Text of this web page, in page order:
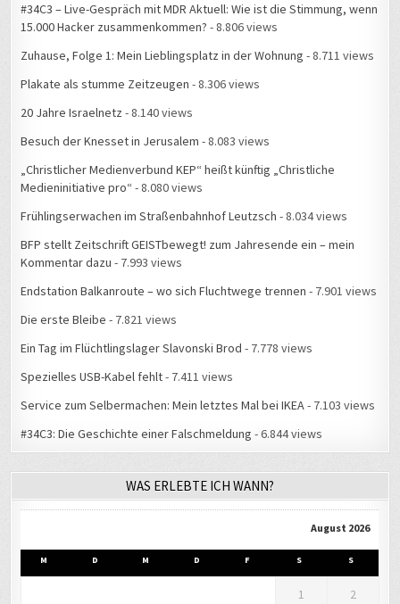
#34C3 – Live-Gespräch mit MDR Aktuell: Wie ist die Stimmung, wenn
15.000 Hacker zusammenkommen? - 8.806 views
Zuhause, Folge 1: Mein Lieblingsplatz in der Wohnung - 8.711 views
Plakate als stumme Zeitzeugen - 8.306 views
20 Jahre Israelnetz - 8.140 views
Besuch der Knesset in Jerusalem - 8.083 views
„Christlicher Medienverbund KEP“ heißt künftig „Christliche
Medieninitiative pro“ - 8.080 views
Frühlingserwachen im Straßenbahnhof Leutzsch - 8.034 views
BFP stellt Zeitschrift GEISTbewegt! zum Jahresende ein – mein
Kommentar dazu - 7.993 views
Endstation Balkanroute – wo sich Fluchtwege trennen - 7.901 views
Die erste Bleibe - 7.821 views
Ein Tag im Flüchtlingslager Slavonski Brod - 7.778 views
Spezielles USB-Kabel fehlt- 7.411 views
Service zum Selbermachen: Mein letztes Mal bei IKEA- 7.103 views
#34C3: Die Geschichte einer Falschmeldung - 6.844 views
WAS ERLEBTE ICH WANN?
August 2026
M D M D F S S
1 2